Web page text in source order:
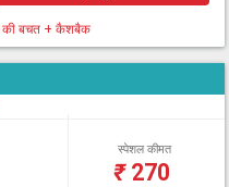
की बचत + कैशबैक
स्पेशल कीमत
₹270